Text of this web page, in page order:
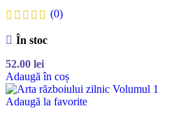
(0)
În stoc
52.00 lei
Adaugă în coș
Adaugă la favorite